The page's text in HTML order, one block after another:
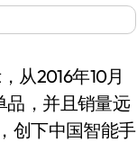
从2016年10月
品，并且销量远
创下中国智能手